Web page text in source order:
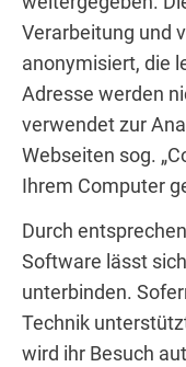
Verarbeitung und
anonymisiert, die
Adresse werden
verwendet zur
Webseiten sog.
Ihrem Computer
Durch
Software lässt
unterbinden.
Technik
wird ihr Besuch